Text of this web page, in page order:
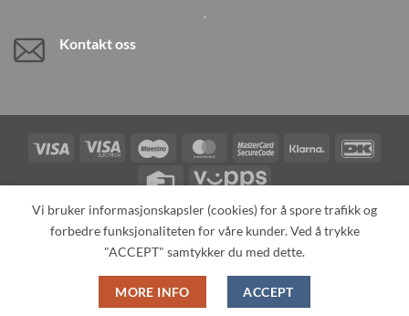
Kontakt oss
Visa
Visa
Maestro MasterCardMasterCardKlarna
Credit
Vipps
TILBAKEKALLINGER KONTAKT OSS
OM OSS
SPESIALBESTILLING
MIN KONTO ALL PRODUCTS
Copyright 2026 ©Neo Tokyo by Neo Tokyo Norway AS -With Love
from Japan-
Vi bruker informasjonskapsler (cookies) for å spore trafikk og
forbedre funksjonaliteten for våre kunder. Ved å trykke
"ACCEPT" samtykker du med dette.
MORE INFO ACCEPT